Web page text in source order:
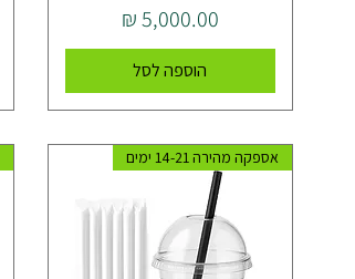
מחיר
הוספה לסל
אספקה מהירה 14-21 ימים